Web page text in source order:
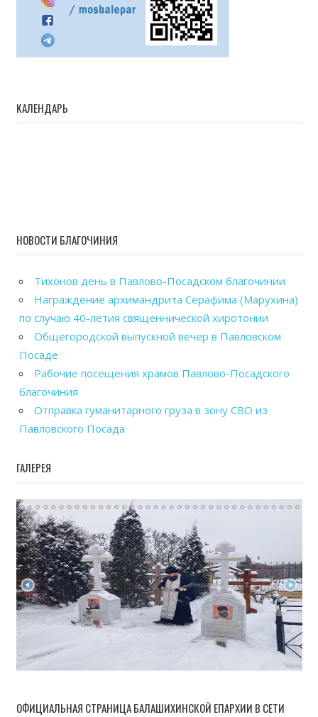
КАЛЕНДАРЬ
НОВОСТИ БЛАГОЧИНИЯ
Тихонов день в Павлово-Посадском благочинии
Награждение архимандрита Серафима (Марухина)
по случаю 40-летия священнической хиротонии
Общегородской выпускной вечер в Павловском
Посаде
Рабочие посещения храмов Павлово-Посадского
благочиния
Отправка гуманитарного груза в зону СВО из
Павловского Посада
ГАЛЕРЕЯ
ОФИЦИАЛЬНАЯ СТРАНИЦА БАЛАШИХИНСКОЙ ЕПАРХИИ В СЕТИ